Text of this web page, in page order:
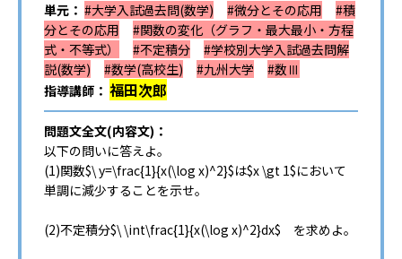
単元： #大学入試過去問(数学) #微分とその応用
#積
分とその応用
#関数の変化（グラフ・最大最小・方程
式・不等式）
#不定積分
#学校別大学入試過去問解
説(数学)
#数学(高校生) #九州大学
#数Ⅲ
指導講師： 福田次郎
問題文全文(内容文)：
以下の問いに答えよ。
(1)関数$\ y=\frac{1}{x(\log x)^2}$は$x \gt 1$において
単調に減少することを示せ。
(2)不定積分$\ \int\frac{1}{x(\log x)^2}dx$ を求めよ。